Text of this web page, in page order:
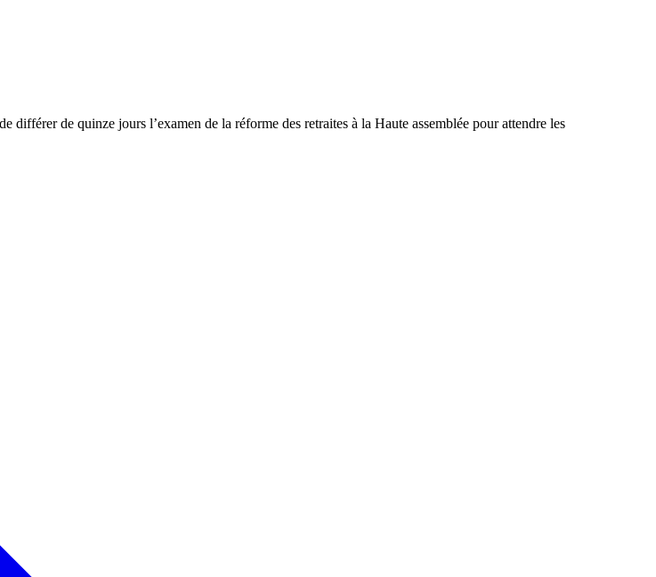
de quinze jours l’examen de la réforme des retraites à la Haute assemblée pour attendre les